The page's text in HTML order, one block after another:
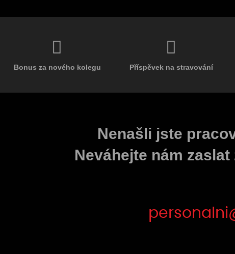
Bonus za nového kolegu Příspěvek na stravování
Nenašli jste
Neváhejte nám